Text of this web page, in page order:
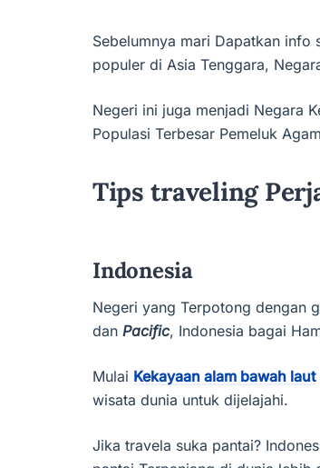
Sebelumnya mari Dapatkan info
populer di Asia Tenggara,
Negeri ini juga menjadi Negara
Populasi Terbesar Pemeluk
Tips traveling
Indonesia
Negeri yang Terpotong dengan
dan Pacific, Indonesia bagai
Mulai Kekayaan alam bawah laut
wisata dunia untuk dijelajahi.
Jika travela suka pantai?